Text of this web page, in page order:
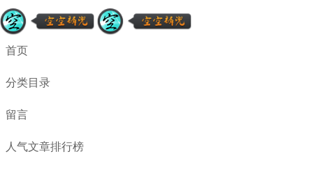
首页
分类目录
留言
人气文章排行榜